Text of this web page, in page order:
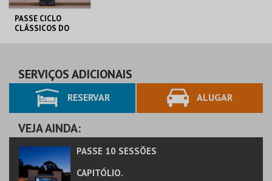
PASSE CICLO
CLÁSSICOS DO
AQUISIÇÃO
MAIS INFO
COMPRAR
SERVIÇOS ADICIONAIS
RESERVAR ALUGAR
VEJA AINDA:
PASSE 10 SESSÕES
CAPITÓLIO.